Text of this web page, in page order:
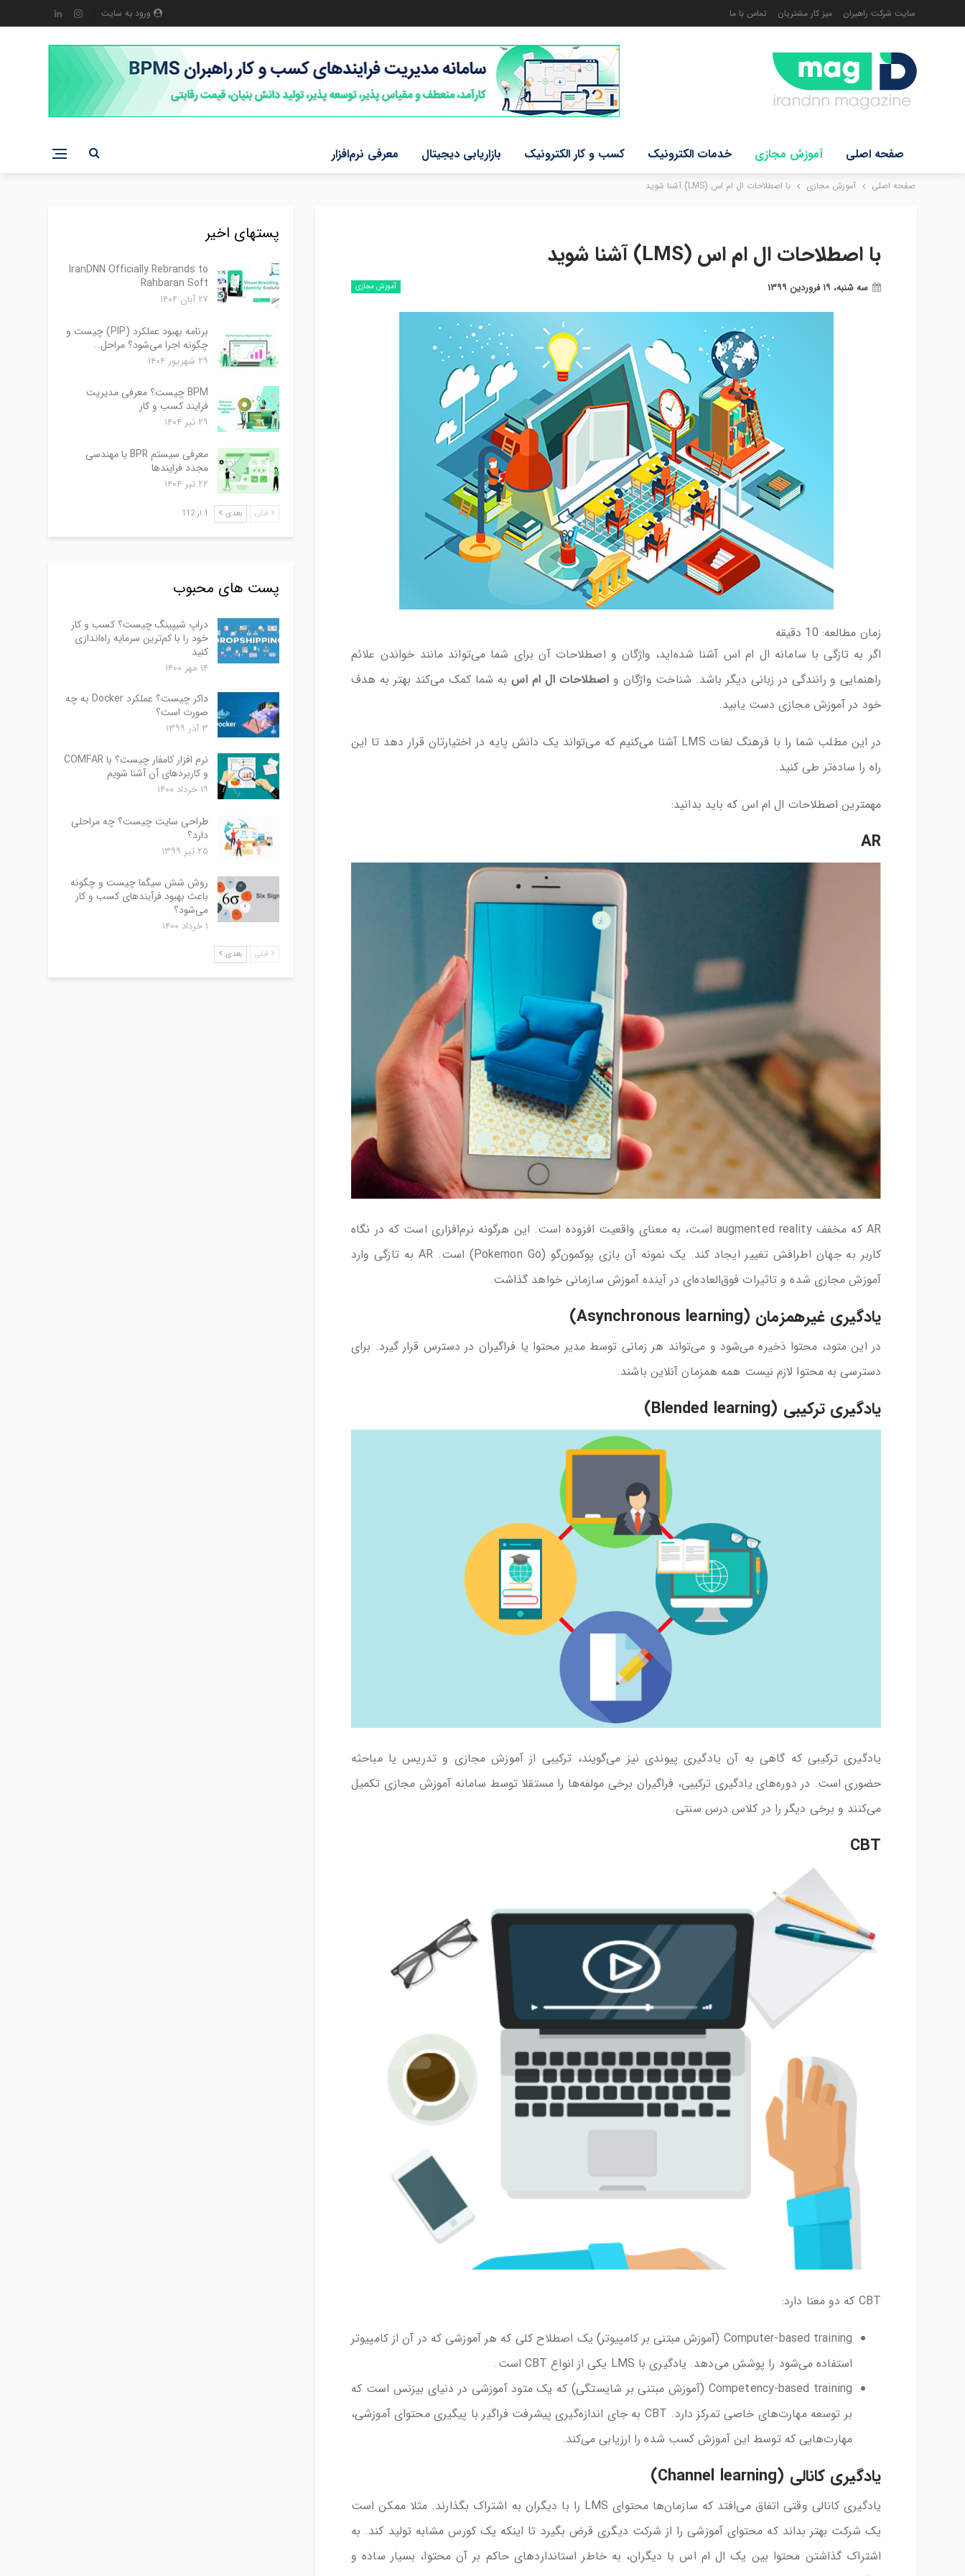
ورود به سایت سایت شرکت راهبران میز کار مشتریان تماس با ما
صفحه اصلی آموزش مجازی خدمات الکترونیک کسب و کار الکترونیک بازاریابی دیجیتال معرفی نرم‌افزار
صفحه اصلی آموزش مجازی با اصطلاحات ال ام اس (LMS) آشنا شوید
با اصطلاحات ال ام اس (LMS) آشنا شوید
آموزش مجازی سه شنبه، ۱۹ فروردین ۱۳۹۹
زمان مطالعه: 10 دقیقه
اگر به تازگی با سامانه ال ام اس آشنا شده‌اید، واژگان و اصطلاحات آن برای شما می‌تواند مانند خواندن علائم
راهنمایی و رانندگی در زبانی دیگر باشد. شناخت واژگان و اصطلاحات ال ام اسبه شما کمک می‌کند بهتر به هدف
خود در آموزش مجازی دست یابید.
در این مطلب شما را با فرهنگ لغات LMS آشنا می‌کنیم که می‌تواند یک دانش پایه در اختیارتان قرار دهد تا این
راه را ساده‌تر طی کنید.
مهمترین اصطلاحات ال ام اس که باید بدانید:
AR
AR که مخفف augmented reality است، به معنای واقعیت افزوده است. این هرگونه نرم‌افزاری است که در نگاه
کاربر به جهان اطرافش تغییر ایجاد کند. یک نمونه آن بازی پوکمون‌گو (Pokemon Go) است. AR به تازگی وارد
آموزش مجازی شده و تاثیرات فوق‌العاده‌ای در آینده آموزش سازمانی خواهد گذاشت.
یادگیری غیرهمزمان (Asynchronous learning)
در این متود، محتوا ذخیره می‌شود و می‌تواند هر زمانی توسط مدیر محتوا یا فراگیران در دسترس قرار گیرد. برای
دسترسی به محتوا لازم نیست همه همزمان آنلاین باشند.
یادگیری ترکیبی (Blended learning)
یادگیری ترکیبی که گاهی به آن یادگیری پیوندی نیز می‌گویند، ترکیبی از آموزش مجازی و تدریس یا مباحثه
حضوری است. در دوره‌های یادگیری ترکیبی، فراگیران برخی مولفه‌ها را مستقلا توسط سامانه آموزش مجازی تکمیل
می‌کنند و برخی دیگر را در کلاس درس سنتی.
CBT
CBT که دو معنا دارد:
Computer-based training (آموزش مبتنی بر کامپیوتر) یک اصطلاح کلی که هر آموزشی که در آن از کامپیوتر
استفاده می‌شود را پوشش می‌دهد. یادگیری با LMS یکی از انواع CBT است.
Competency-based training (آموزش مبتنی بر شایستگی) که یک متود آموزشی در دنیای بیزنس است که
بر توسعه مهارت‌های خاصی تمرکز دارد. CBT به جای اندازه‌گیری پیشرفت فراگیر با پیگیری محتوای آموزشی،
مهارت‌هایی که توسط این آموزش کسب شده را ارزیابی می‌کند.
یادگیری کانالی (Channel learning)
یادگیری کانالی وقتی اتفاق می‌افتد که سازمان‌ها محتوای LMS را با دیگران به اشتراک بگذارند. مثلا ممکن است
یک شرکت بهتر بداند که محتوای آموزشی را از شرکت دیگری قرض بگیرد تا اینکه یک کورس مشابه تولید کند. به
اشتراک گذاشتن محتوا بین یک ال ام اس با دیگران، به خاطر استانداردهای حاکم بر آن محتوا، بسیار ساده و
پستهای اخیر
IranDNN Officially Rebrands to
Rahbaran Soft
۲۷ آبان ۱۴۰۴
برنامه بهبود عملکرد (PIP) چیست و
چگونه اجرا می‌شود؟ مراحل…
۲۹ شهریور ۱۴۰۴
BPM چیست؟ معرفی مدیریت
فرایند کسب و کار
۲۹ تیر ۱۴۰۴
معرفی سیستم BPR یا مهندسی
مجدد فرایندها
۲۲ تیر ۱۴۰۴
قبلی بعدی 1 از 112
پست های محبوب
دراپ شیپینگ چیست؟ کسب و کار
خود را با کم‌ترین سرمایه راه‌اندازی
کنید
۱۴ مهر ۱۴۰۰
داکر چیست؟ عملکرد Docker به چه
صورت است؟
۳ آذر ۱۳۹۹
نرم افزار کامفار چیست؟ با COMFAR
و کاربردهای آن آشنا شویم
۱۹ خرداد ۱۴۰۰
طراحی سایت چیست؟ چه مراحلی
دارد؟
۲۵ تیر ۱۳۹۹
روش شش سیگما چیست و چگونه
باعث بهبود فرآیندهای کسب و کار
می‌شود؟
۱ خرداد ۱۴۰۰
قبلی بعدی